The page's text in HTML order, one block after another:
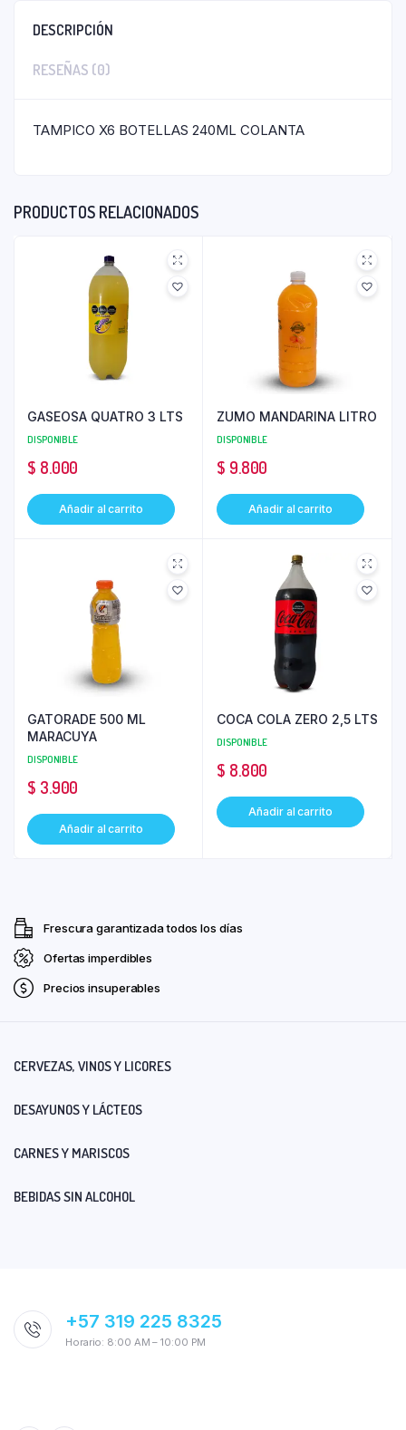
DESCRIPCIÓN
RESEÑAS (0)
TAMPICO X6 BOTELLAS 240ML COLANTA
PRODUCTOS RELACIONADOS
GASEOSA QUATRO 3 LTS
DISPONIBLE
$ 8.000
Añadir al carrito
ZUMO MANDARINA LITRO
DISPONIBLE
$ 9.800
Añadir al carrito
GATORADE 500 ML
MARACUYA
DISPONIBLE
$ 3.900
Añadir al carrito
COCA COLA ZERO 2,5 LTS
DISPONIBLE
$ 8.800
Añadir al carrito
Frescura garantizada todos los días
Ofertas imperdibles
Precios insuperables
CERVEZAS, VINOS Y LICORES
DESAYUNOS Y LÁCTEOS
CARNES Y MARISCOS
BEBIDAS SIN ALCOHOL
+57 319 225 8325
Horario: 8:00 AM – 10:00 PM